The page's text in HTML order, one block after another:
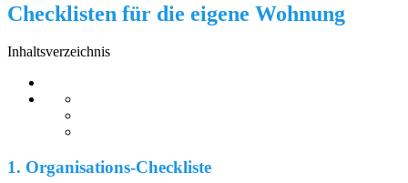
Checklisten für die eigene Wohnung
Inhaltsverzeichnis
1. Organisations-Checkliste